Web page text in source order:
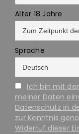
Alter 18 Jahre
Sprache
Ich bin mit
meiner Daten
Datenschutz in
zur Kenntnis
Widerruf dieser